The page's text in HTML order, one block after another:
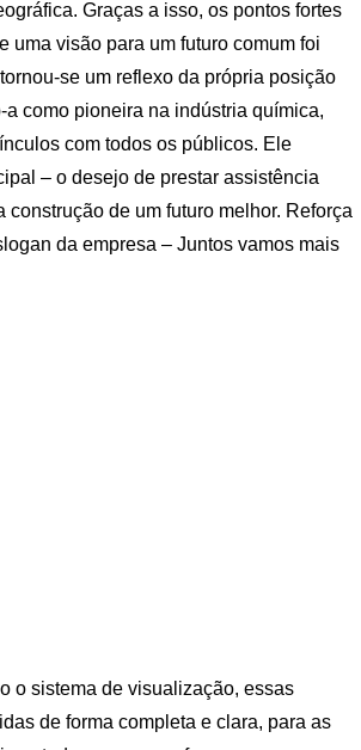
Graças a isso, os pontos fortes
uma visão para um futuro comum foi
se um reflexo da própria posição
a como pioneira na indústria química,
com todos os públicos. Ele
– o desejo de prestar assistência
construção de um futuro melhor. Reforça
da empresa – Juntos vamos mais
o sistema de visualização, essas
de forma completa e clara, para as